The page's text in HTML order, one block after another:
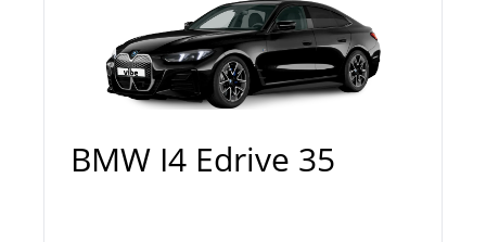
BMW I4 Edrive 35